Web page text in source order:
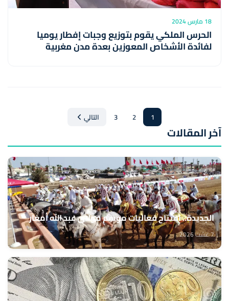
18 مارس 2024
الحرس الملكي يقوم بتوزيع وجبات إفطار يوميا
لفائدة الأشخاص المعوزين بعدة مدن مغربية
1
2
3 التالي
آخر المقالات
الجديدة.. افتتاح فعاليات موسم مولاي عبد الله أمغار
7 غشت 2026